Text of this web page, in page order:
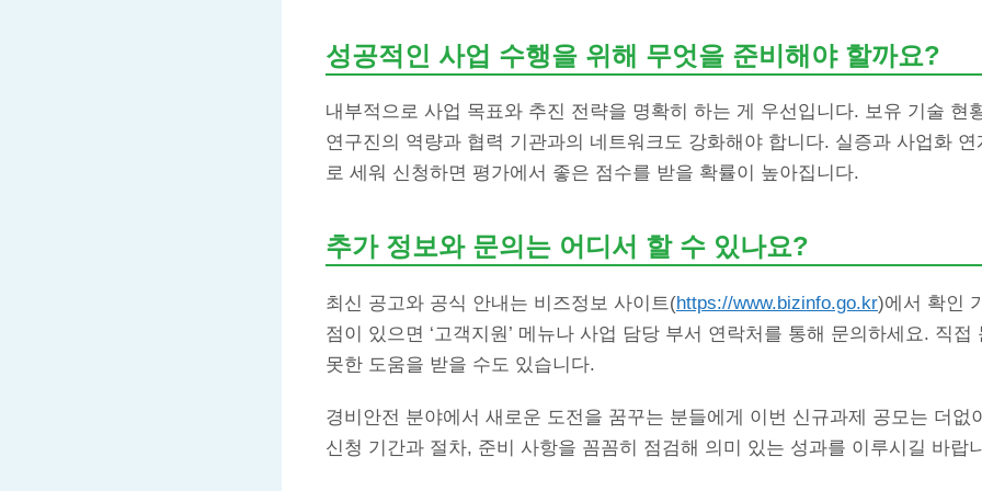
성공적인 사업 수행을 위해 무엇을 준비해야 할까요?
내부적으로 사업 목표와 추진 전략을 명확히 하는 게 우선입니다. 보유 기술 현
연구진의 역량과 협력 기관과의 네트워크도 강화해야 합니다. 실증과 사업화
로 세워 신청하면 평가에서 좋은 점수를 받을 확률이 높아집니다.
추가 정보와 문의는 어디서 할 수 있나요?
최신 공고와 공식 안내는 비즈정보 사이트(https://www.bizinfo.go.kr)에서 확인
점이 있으면 ‘고객지원’ 메뉴나 사업 담당 부서 연락처를 통해 문의하세요. 직접
못한 도움을 받을 수도 있습니다.
경비안전 분야에서 새로운 도전을 꿈꾸는 분들에게 이번 신규과제 공모는 더없
신청 기간과 절차, 준비 사항을 꼼꼼히 점검해 의미 있는 성과를 이루시길 바랍